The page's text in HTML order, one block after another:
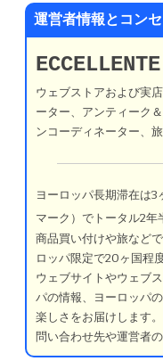
運営者情報とコン
ECCELLENTE
ウェブストアおよび実
ーター、アンティーク
ンコーディネーター、
ヨーロッパ長期滞在は
マーク）でトータル2年
商品買い付けや旅など
ロッパ限定で20ヶ国程度
ウェブサイトやウェブ
パの情報、ヨーロッパ
楽しさをお届けします。
問い合わせ先や運営者